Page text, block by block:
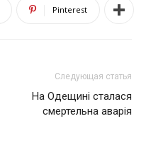
Pinterest
Следующая статья
На Одещині сталася
смертельна аварія